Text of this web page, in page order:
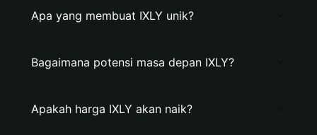
Apa yang membuat IXLY unik?
Bagaimana potensi masa depan IXLY?
Apakah harga IXLY akan naik?